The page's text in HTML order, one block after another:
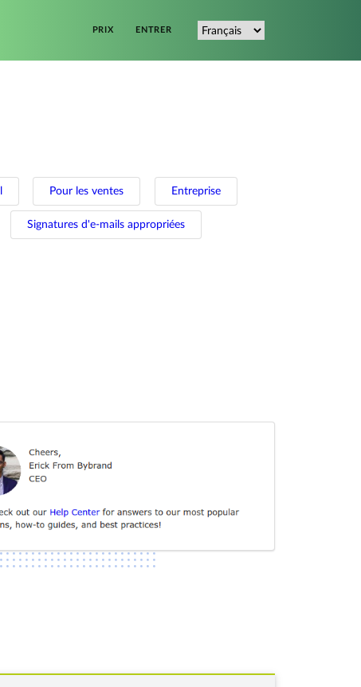
PRIX ENTRER
Pour les ventes Entreprise
Signatures d'e-mails appropriées